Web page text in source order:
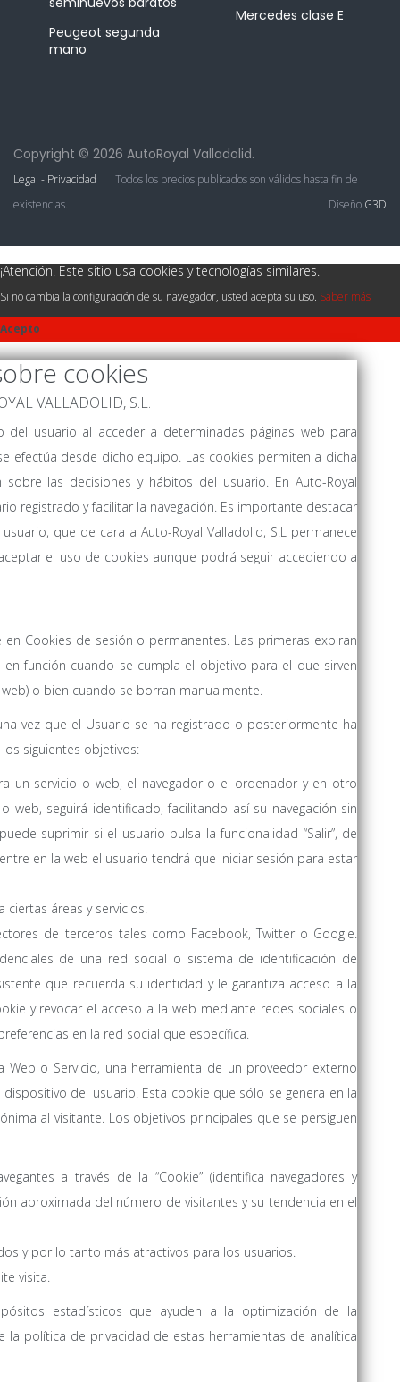
Peugeot segunda
mano
Mercedes clase E
Copyright © 2026 AutoRoyal Valladolid.
Legal - Privacidad
Todos los precios publicados son válidos hasta fin de
existencias.
Diseño G3D
¡Atención! Este sitio usa cookies y tecnologías similares.
Si no cambia la configuración de su navegador, usted acepta su uso. Saber más
Acepto
cookies
VALLADOLID, S.L.
usuario al acceder a determinadas páginas web para
efectúa desde dicho equipo. Las cookies permiten a dicha
las decisiones y hábitos del usuario. En Auto-Royal
registrado y facilitar la navegación. Es importante destacar
que de cara a Auto-Royal Valladolid, S.L permanece
el uso de cookies aunque podrá seguir accediendo a
Cookies de sesión o permanentes. Las primeras expiran
función cuando se cumpla el objetivo para el que sirven
o bien cuando se borran manualmente.
vez que el Usuario se ha registrado o posteriormente ha
siguientes objetivos:
un servicio o web, el navegador o el ordenador y en otro
seguirá identificado, facilitando así su navegación sin
suprimir si el usuario pulsa la funcionalidad “Salir”, de
en la web el usuario tendrá que iniciar sesión para estar
áreas y servicios.
de terceros tales como Facebook, Twitter o Google.
de una red social o sistema de identificación de
que recuerda su identidad y le garantiza acceso a la
y revocar el acceso a la web mediante redes sociales o
en la red social que específica.
o Servicio, una herramienta de un proveedor externo
del usuario. Esta cookie que sólo se genera en la
al visitante. Los objetivos principales que se persiguen
a través de la “Cookie” (identifica navegadores y
aproximada del número de visitantes y su tendencia en el
y por lo tanto más atractivos para los usuarios.
visita.
estadísticos que ayuden a la optimización de la
política de privacidad de estas herramientas de analítica